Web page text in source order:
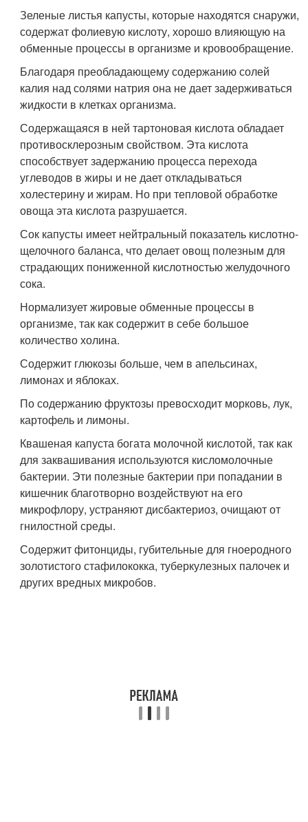
Зеленые листья капусты, которые находятся снаружи,
содержат фолиевую кислоту, хорошо влияющую на
обменные процессы в организме и кровообращение.
Благодаря преобладающему содержанию солей
калия над солями натрия она не дает задерживаться
жидкости в клетках организма.
Содержащаяся в ней тартоновая кислота обладает
противосклерозным свойством. Эта кислота
способствует задержанию процесса перехода
углеводов в жиры и не дает откладываться
холестерину и жирам. Но при тепловой обработке
овоща эта кислота разрушается.
Сок капусты имеет нейтральный показатель кислотно-
щелочного баланса, что делает овощ полезным для
страдающих пониженной кислотностью желудочного
сока.
Нормализует жировые обменные процессы в
организме, так как содержит в себе большое
количество холина.
Содержит глюкозы больше, чем в апельсинах,
лимонах и яблоках.
По содержанию фруктозы превосходит морковь, лук,
картофель и лимоны.
Квашеная капуста богата молочной кислотой, так как
для заквашивания используются кисломолочные
бактерии. Эти полезные бактерии при попадании в
кишечник благотворно воздействуют на его
микрофлору, устраняют дисбактериоз, очищают от
гнилостной среды.
Содержит фитонциды, губительные для гноеродного
золотистого стафилококка, туберкулезных палочек и
других вредных микробов.